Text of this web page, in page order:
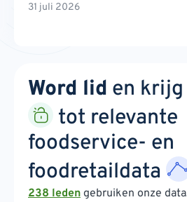
31 juli 2026
Word lid en
tot relevante
foodservice- en
foodretaildata
238 leden gebruiken onze